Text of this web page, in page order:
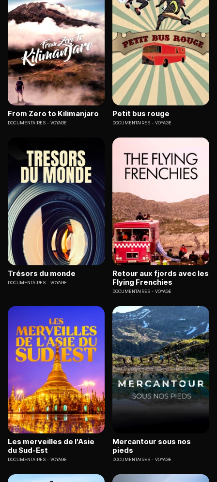
From Zero to Kilimanjaro
DOCUMENTAIRES VOYAGE
Petit bus rouge
DOCUMENTAIRES VOYAGE
Trésors du monde
DOCUMENTAIRES VOYAGE
Retour aux fjords avec les
Flying Frenchies
DOCUMENTAIRES VOYAGE
Les merveilles de l'Asie
du Sud-Est
DOCUMENTAIRES VOYAGE
Mercantour sous nos
pieds
DOCUMENTAIRES VOYAGE